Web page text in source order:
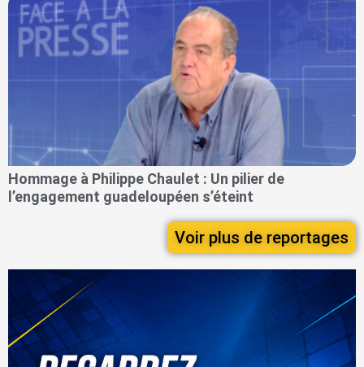
Hommage à Philippe Chaulet : Un pilier de
l’engagement guadeloupéen s’éteint
Voir plus de reportages